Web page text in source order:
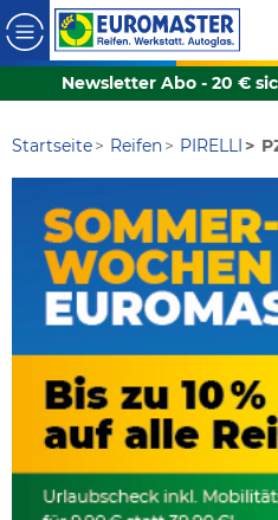
Newsletter Abo - 20 €
Startseite Reifen PIRELLI